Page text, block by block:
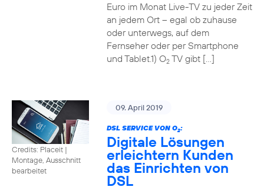
Euro im Monat Live-TV zu jeder Zeit
an jedem Ort – egal ob zuhause
oder unterwegs, auf dem
Fernseher oder per Smartphone
und Tablet.1) O2TV gibt […]
Credits: Placeit |
Montage, Ausschnitt
bearbeitet
09. April 2019
DSL SERVICE VON O2:
Digitale Lösungen
erleichtern Kunden
das Einrichten von
DSL